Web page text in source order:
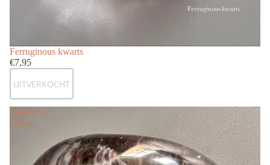
Uitverkocht
Ferruginous kwarts
€7,95
UITVERKOCHT
Fantoom
kristal